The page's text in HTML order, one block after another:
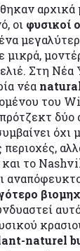
αρχικά
οι φυσικοί
μικρά,
Στη Νέα
νέα
του
όχι
περιοχές,
και το
naturel